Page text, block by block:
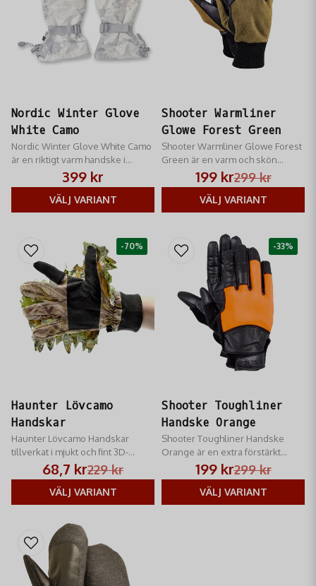
Nordic Winter Glove
White Camo
Nordic Winter Glove White Camo
är en riktigt varm handske i
vintercamou för årets kallare
månader
399 kr
VÄLJ VARIANT
Shooter Warmliner
Glowe Forest Green
Shooter Warmliner Glowe Forest
Green är en varm och skön
jakthandske med touch-funktion
som möjliggör att använda mobil
och surfplattor med dem på.
299 kr
199 kr
VÄLJ VARIANT
Haunter Lövcamo
Handskar
Haunter Lövcamo Handskar
tillverkat i mjukt och fint 3D-
lövcamo.
229 kr
68,7 kr
VÄLJ VARIANT
-70%
Shooter Toughliner
Handske Orange
Shooter Toughliner Handske
Orange​ är en extra förstärkt
handske framtagen för
hundförare.
299 kr
199 kr
VÄLJ VARIANT
-33%